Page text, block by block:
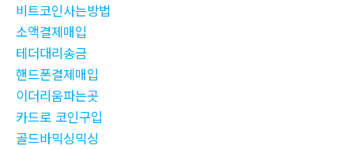
비트코인사는방법
소액결제매입
테더대리송금
핸드폰결제매입
이더리움파는곳
카드로 코인구입
골드바믹싱믹싱